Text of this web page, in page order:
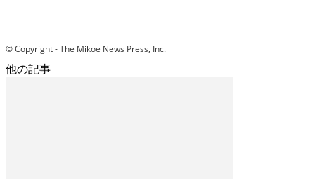
© Copyright - The Mikoe News Press, Inc.
他の記事